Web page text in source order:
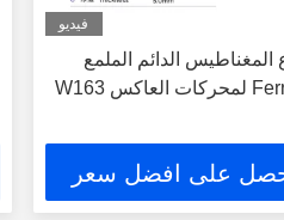
فيديو
المغناطيس الدائم الملمع
على افضل سعر